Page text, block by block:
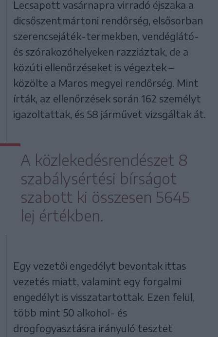
Lecsapott vasárnapra virradó éjszaka a
dicsőszentmártoni rendőrség, elsősorban
szerencsejáték-termekben, vendéglátó-
és szórakozóhelyeken razziáztak, de a
közúti ellenőrzéseket is végeztek –
közölte a Maros megyei rendőrség. Mint
írták, az ellenőrzések során 162 személyt
igazoltattak, és 58 járművet vizsgáltak át.
A közlekedésrendészet 8
szabálysértési bírságot
szabott ki összesen 5645
lej értékben.
Egy vezetői engedélyt bevontak ittas
vezetés miatt, valamint egy forgalmi
engedélyt is visszatartottak. Ezen felül,
több mint 50 alkohol- és
drogfogyasztásra irányuló tesztet